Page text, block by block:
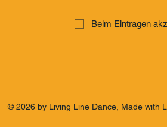
Beim Eintragen
© 2026 by Living Line Dance, Made with